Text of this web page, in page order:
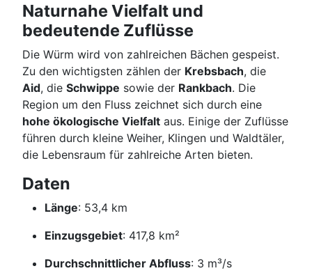
Naturnahe Vielfalt und
bedeutende Zuflüsse
Die Würm wird von zahlreichen Bächen gespeist.
Zu den wichtigsten zählen der Krebsbach, die
Aid, die Schwippe sowie der Rankbach. Die
Region um den Fluss zeichnet sich durch eine
hohe ökologische Vielfalt aus. Einige der Zuflüsse
führen durch kleine Weiher, Klingen und Waldtäler,
die Lebensraum für zahlreiche Arten bieten.
Daten
Länge: 53,4 km
Einzugsgebiet: 417,8 km²
Durchschnittlicher Abfluss: 3 m³/s